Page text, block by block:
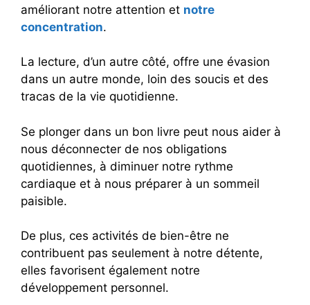
améliorant notre attention et notre
concentration.
La lecture, d’un autre côté, offre une évasion
dans un autre monde, loin des soucis et des
tracas de la vie quotidienne.
Se plonger dans un bon livre peut nous aider à
nous déconnecter de nos obligations
quotidiennes, à diminuer notre rythme
cardiaque et à nous préparer à un sommeil
paisible.
De plus, ces activités de bien-être ne
contribuent pas seulement à notre détente,
elles favorisent également notre
développement personnel.